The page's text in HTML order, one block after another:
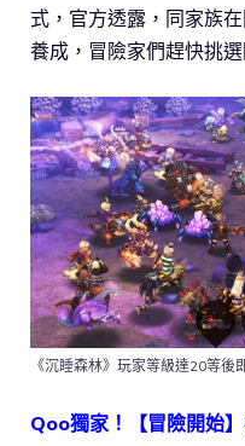
式，官方透露，同家族
養成，冒險家們趕快挑選
《沉睡森林》玩家等級達20等後
Qoo獨家！【冒險開始